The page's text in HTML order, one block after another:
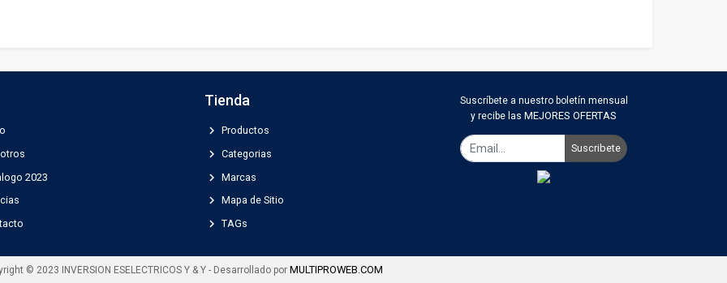
2023
Tienda
chevron_right Productos
chevron_right Categorias
chevron_right Marcas
chevron_right Mapa de Sitio
chevron_right TAGs
Suscríbete a nuestro boletín mensual
y recibe lasMEJORES OFERTAS
Suscribete
© 2023 INVERSION ESELECTRICOS Y & Y - Desarrollado por MULTIPROWEB.COM